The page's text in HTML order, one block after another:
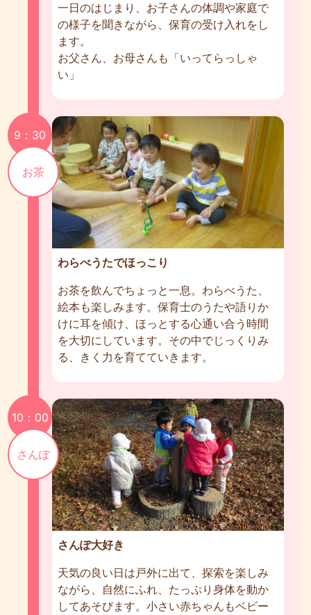
一日のはじまり、お子さんの体調や家庭で
の様子を聞きながら、保育の受け入れをし
ます。
お父さん、お母さんも「いってらっしゃ
い」
9：30
お茶
わらべうたでほっこり
お茶を飲んでちょっと一息。わらべうた、
絵本も楽しみます。保育士のうたや語りか
けに耳を傾け、ほっとする心通い合う時間
を大切にしています。その中でじっくりみ
る、きく力を育てていきます。
10：00
さんぽ
さんぽ大好き
天気の良い日は戸外に出て、探索を楽しみ
ながら、自然にふれ、たっぷり身体を動か
してあそびます。小さい赤ちゃんもベビー